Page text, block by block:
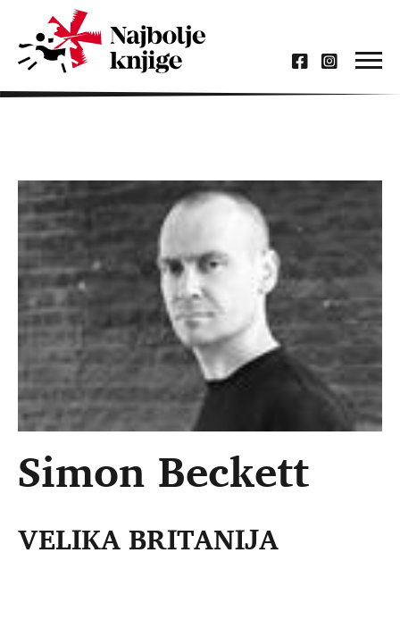
Simon Beckett
VELIKA BRITANIJA